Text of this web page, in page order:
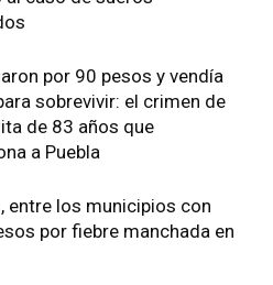
por 90 pesos y vendía
sobrevivir: el crimen de
de 83 años que
a Puebla
entre los municipios con
por fiebre manchada en